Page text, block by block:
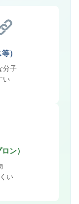
）
分子
い
ン）
い